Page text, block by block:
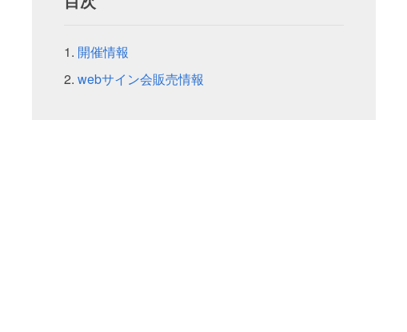
開催情報
webサイン会販売情報